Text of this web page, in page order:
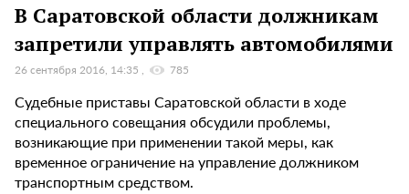
В Саратовской области должникам
запретили управлять автомобилями
26 сентября 2016, 14:35 785
Судебные приставы Саратовской области в ходе
специального совещания обсудили проблемы,
возникающие при применении такой меры, как
временное ограничение на управление должником
транспортным средством.